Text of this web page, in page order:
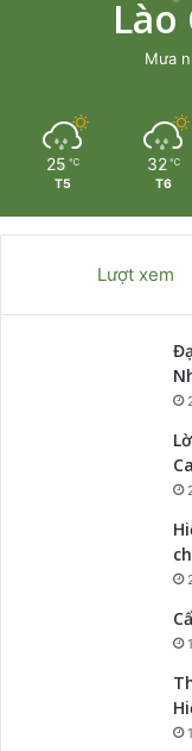
Lào
Mưa
25 ℃
T5
32 ℃
T6
Lượt xem